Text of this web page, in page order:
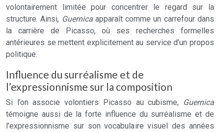
volontairement limitée pour concentrer le regard sur la
structure. Ainsi, Guernicaapparaît comme un carrefour dans
la carrière de Picasso, où ses recherches formelles
antérieures se mettent explicitement au service d’un propos
politique.
Influence du surréalisme et de
l’expressionnisme sur la composition
Si l’on associe volontiers Picasso au cubisme, Guernica
témoigne aussi de la forte influence du surréalisme et de
l’expressionnisme sur son vocabulaire visuel des années